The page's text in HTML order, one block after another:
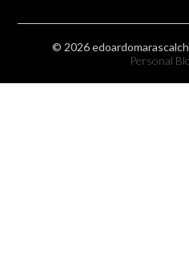
© 2026
Personal